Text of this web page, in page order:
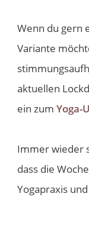
Wenn du gern
Variante
aktuellen
ein zum Yoga-
Immer wieder
dass die
Yogapraxis